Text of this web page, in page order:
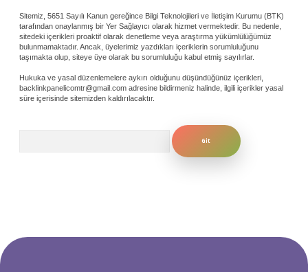
Sitemiz, 5651 Sayılı Kanun gereğince Bilgi Teknolojileri ve İletişim Kurumu (BTK)
tarafından onaylanmış bir Yer Sağlayıcı olarak hizmet vermektedir. Bu nedenle,
sitedeki içerikleri proaktif olarak denetleme veya araştırma yükümlülüğümüz
bulunmamaktadır. Ancak, üyelerimiz yazdıkları içeriklerin sorumluluğunu
taşımakta olup, siteye üye olarak bu sorumluluğu kabul etmiş sayılırlar.
Hukuka ve yasal düzenlemelere aykırı olduğunu düşündüğünüz içerikleri,
backlinkpanelicomtr@gmail.com adresine bildirmeniz halinde, ilgili içerikler yasal
süre içerisinde sitemizden kaldırılacaktır.